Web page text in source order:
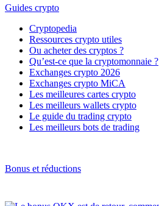
Guides crypto
Cryptopedia
Ressources crypto utiles
Ou acheter des cryptos ?
Qu’est-ce que la cryptomonnaie ?
Exchanges crypto 2026
Exchanges crypto MiCA
Les meilleures cartes crypto
Les meilleurs wallets crypto
Le guide du trading crypto
Les meilleurs bots de trading
Bonus et réductions